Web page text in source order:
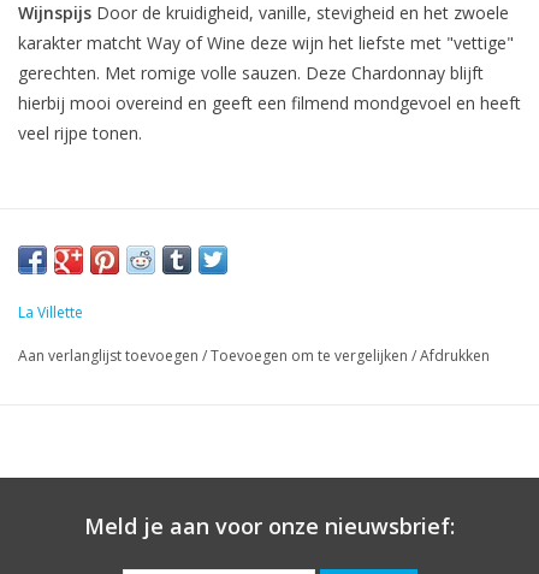
Wijnspijs Door de kruidigheid, vanille, stevigheid en het zwoele
karakter matcht Way of Wine deze wijn het liefste met "vettige"
gerechten. Met romige volle sauzen. Deze Chardonnay blijft
hierbij mooi overeind en geeft een filmend mondgevoel en heeft
veel rijpe tonen.
La Villette
Aan verlanglijst toevoegen /Toevoegen om te vergelijken /Afdrukken
Meld je aan voor onze nieuwsbrief: